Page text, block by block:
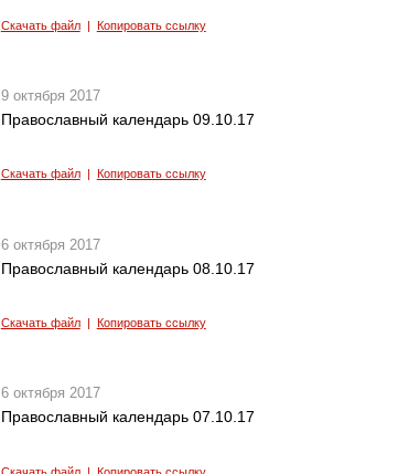
Скачать файл| Копировать ссылку
9 октября 2017
Православный календарь 09.10.17
Скачать файл| Копировать ссылку
6 октября 2017
Православный календарь 08.10.17
Скачать файл| Копировать ссылку
6 октября 2017
Православный календарь 07.10.17
Скачать файл| Копировать ссылку